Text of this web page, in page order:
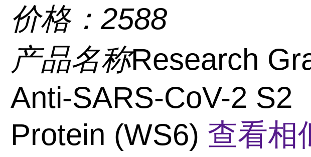
价格： 2588
产品名称Research
Anti-SARS-CoV-2 S2
Protein (WS6) 查看相